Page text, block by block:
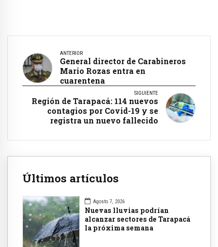
ANTERIOR
General director de Carabineros
Mario Rozas entra en
cuarentena
SIGUIENTE
Región de Tarapacá: 114 nuevos
contagios por Covid-19 y se
registra un nuevo fallecido
Últimos artículos
Agosto 7, 2026
Nuevas lluvias podrían
alcanzar sectores de Tarapacá
la próxima semana